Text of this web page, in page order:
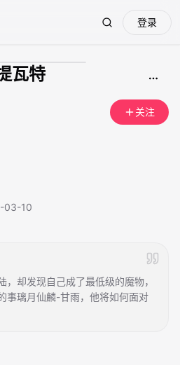
Search登录
成人内容
瓦特
关注
03-10
却发现自己成了最低级的魔物，
事璃月仙麟-甘雨，他将如何面对